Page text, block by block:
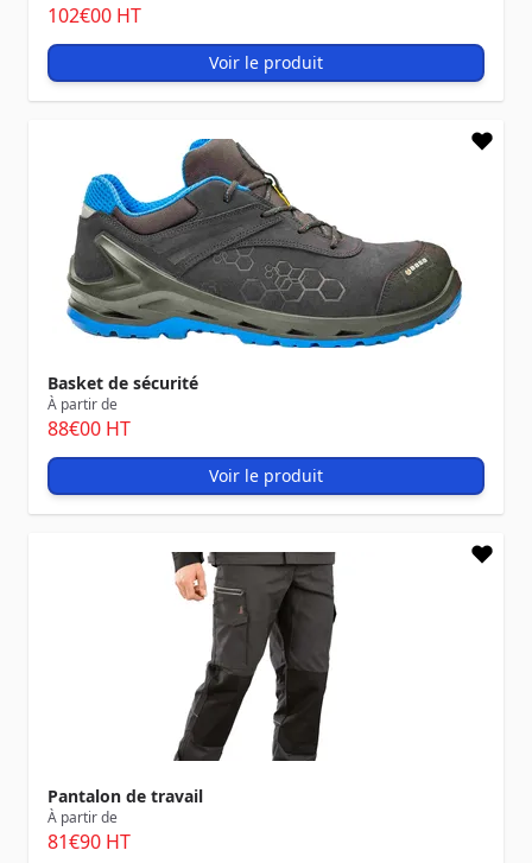
102€00 HT
Voir le produit
Basket de sécurité
À partir de
88€00 HT
Voir le produit
Pantalon de travail
À partir de
81€90 HT